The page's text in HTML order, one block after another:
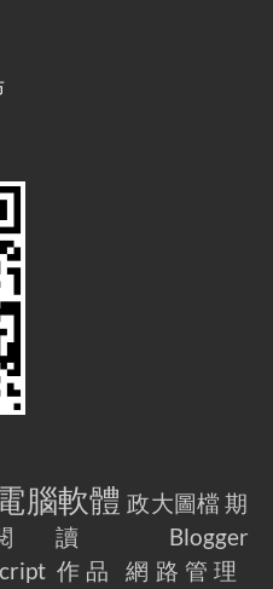
OpenAI的API服
Services, But Not
車鑰匙脫落吧
Motorcycle Key From Falling
/ AdGuard
腦軟體 政大圖檔 期
讀
Blogger
作品
網路管理